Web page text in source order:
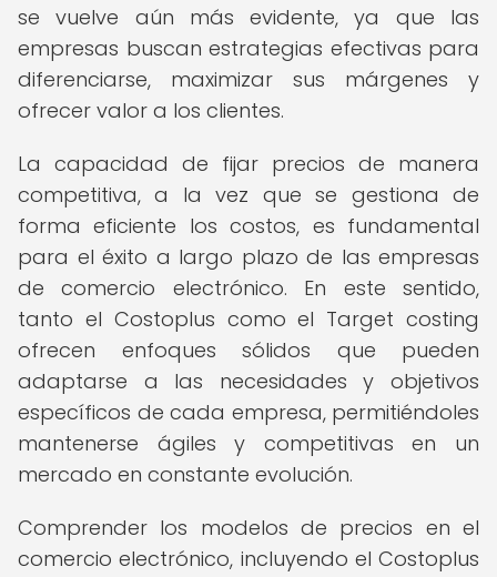
se vuelve aún más evidente, ya que las
empresas buscan estrategias efectivas para
diferenciarse, maximizar sus márgenes y
ofrecer valor a los clientes.
La capacidad de fijar precios de manera
competitiva, a la vez que se gestiona de
forma eficiente los costos, es fundamental
para el éxito a largo plazo de las empresas
de comercio electrónico. En este sentido,
tanto el Costoplus como el Target costing
ofrecen enfoques sólidos que pueden
adaptarse a las necesidades y objetivos
específicos de cada empresa, permitiéndoles
mantenerse ágiles y competitivas en un
mercado en constante evolución.
Comprender los modelos de precios en el
comercio electrónico, incluyendo el Costoplus